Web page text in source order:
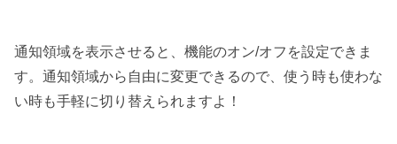
通知領域を表示させると、機能のオン/オフを設定できま
す。通知領域から自由に変更できるので、使う時も使わな
い時も手軽に切り替えられますよ！